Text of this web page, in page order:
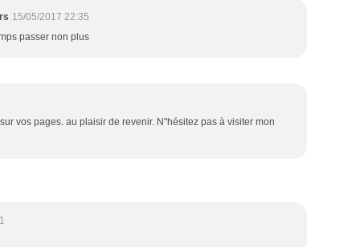
15/05/2017 22:35
passer non plus
vos pages. au plaisir de revenir. N"hésitez pas à visiter mon